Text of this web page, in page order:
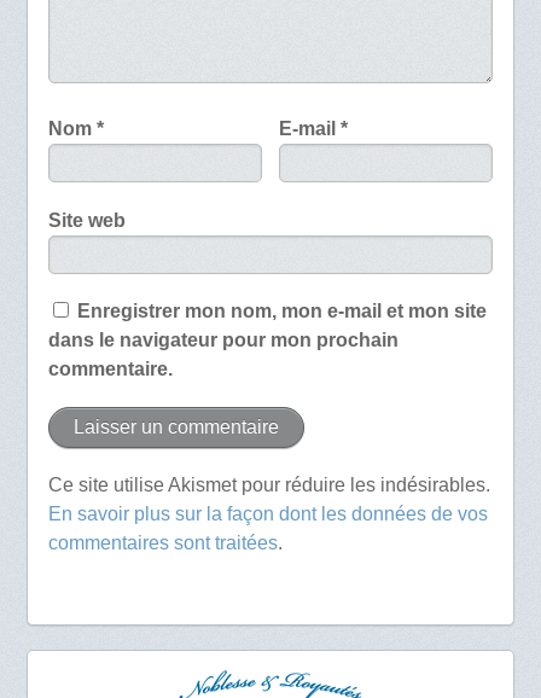
Nom * E-mail*
Site web
Enregistrer mon nom, mon e-mail et mon site
dans le navigateur pour mon prochain
commentaire.
Ce site utilise Akismet pour réduire les indésirables.
En savoir plus sur la façon dont les données de vos
commentaires sont traitées.